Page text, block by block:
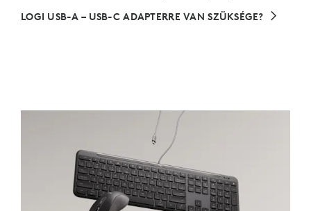
LOGI USB-A – USB-C ADAPTERRE VAN SZÜKSÉGE?